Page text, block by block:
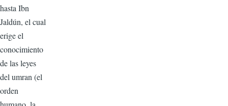
hasta Ibn
Jaldún, el cual
erige el
conocimiento
de las leyes
del umran (el
orden